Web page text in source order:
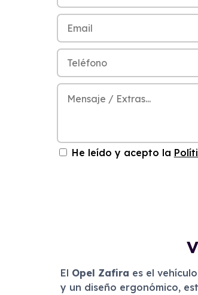
He leído y acepto la
El Opel Zafira es el
y un diseño ergonómico,